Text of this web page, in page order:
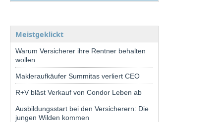
Meistgeklickt
Warum Versicherer ihre Rentner behalten
wollen
Makleraufkäufer Summitas verliert CEO
R+V bläst Verkauf von Condor Leben ab
Ausbildungsstart bei den Versicherern: Die
jungen Wilden kommen